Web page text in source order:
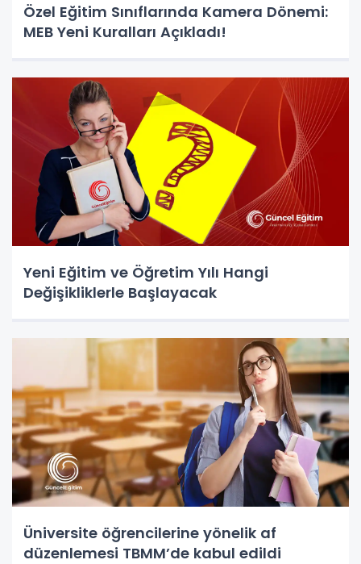
Özel Eğitim Sınıflarında Kamera Dönemi:
MEB Yeni Kuralları Açıkladı!
Yeni Eğitim ve Öğretim Yılı Hangi
Değişikliklerle Başlayacak
Üniversite öğrencilerine yönelik af
düzenlemesi TBMM’de kabul edildi